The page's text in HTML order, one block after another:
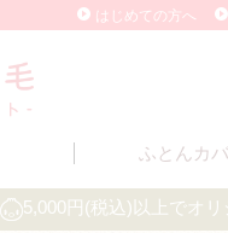
はじめての方へ
ふとんカ
5,000円(税込)以上でオ